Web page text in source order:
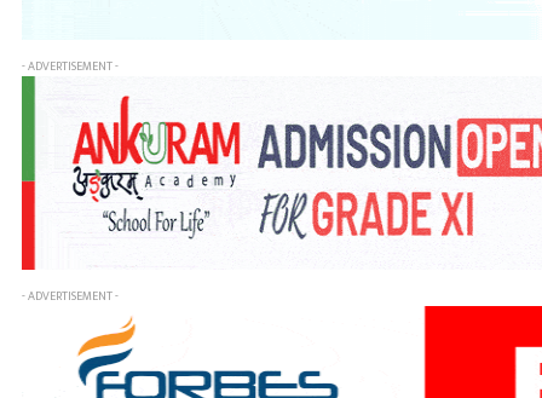
- ADVERTISEMENT -
- ADVERTISEMENT -